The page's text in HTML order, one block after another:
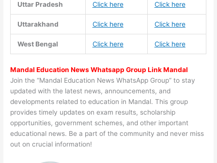
Uttar Pradesh Click here Click here
Uttarakhand Click here Click here
West Bengal Click here Click here
Mandal Education News Whatsapp Group Link Mandal
Join the “Mandal Education News WhatsApp Group” to stay
updated with the latest news, announcements, and
developments related to education in Mandal. This group
provides timely updates on exam results, scholarship
opportunities, government schemes, and other important
educational news. Be a part of the community and never miss
out on crucial information!